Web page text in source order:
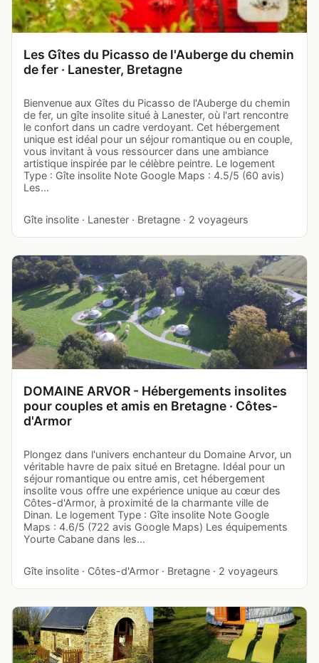
Les Gîtes du Picasso de l'Auberge du chemin
de fer · Lanester, Bretagne
Bienvenue aux Gîtes du Picasso de l'Auberge du chemin
de fer, un gîte insolite situé à Lanester, où l'art rencontre
le confort dans un cadre verdoyant. Cet hébergement
unique est idéal pour un séjour romantique ou en couple,
vous invitant à vous ressourcer dans une ambiance
artistique inspirée par le célèbre peintre. Le logement
Type : Gîte insolite Note Google Maps : 4.5/5 (60 avis)
Les…
Gîte insolite · Lanester · Bretagne · 2 voyageurs
DOMAINE ARVOR - Hébergements insolites
pour couples et amis en Bretagne · Côtes-
d'Armor
Plongez dans l'univers enchanteur du Domaine Arvor, un
véritable havre de paix situé en Bretagne. Idéal pour un
séjour romantique ou entre amis, cet hébergement
insolite vous offre une expérience unique au cœur des
Côtes-d'Armor, à proximité de la charmante ville de
Dinan. Le logement Type : Gîte insolite Note Google
Maps : 4.6/5 (722 avis Google Maps) Les équipements
Yourte Cabane dans les…
Gîte insolite · Côtes-d'Armor · Bretagne · 2 voyageurs